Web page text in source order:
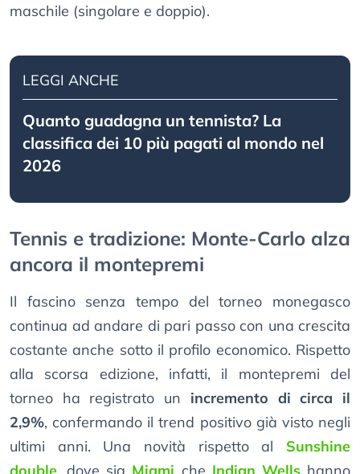
maschile (singolare e doppio).
LEGGI ANCHE
Quanto guadagna un tennista? La
classifica dei 10 più pagati al mondo nel
2026
Tennis e tradizione: Monte-Carlo alza
ancora il montepremi
Il fascino senza tempo del torneo monegasco
continua ad andare di pari passo con una crescita
costante anche sotto il profilo economico. Rispetto
alla scorsa edizione, infatti, il montepremi del
torneo ha registrato un incremento di circa il
2,9%, confermando il trend positivo già visto negli
ultimi anni. Una novità rispetto al Sunshine